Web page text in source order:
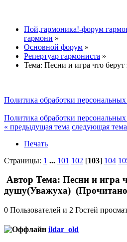
Пой,гармоника!-форум
гармони »
Основной форум »
Репертуар гармониста »
Тема: Песни и игра что
Политика обработки
Политика обработки
« предыдущая тема следующая
Печать
Страницы: 1 ... 101 102 [103] 104
Автор Тема: Песни и игра
душу(Уважуха) (Прочитано
0 Пользователей и 2 Гостей
ildar_old